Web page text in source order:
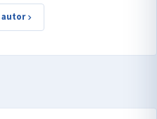
autor